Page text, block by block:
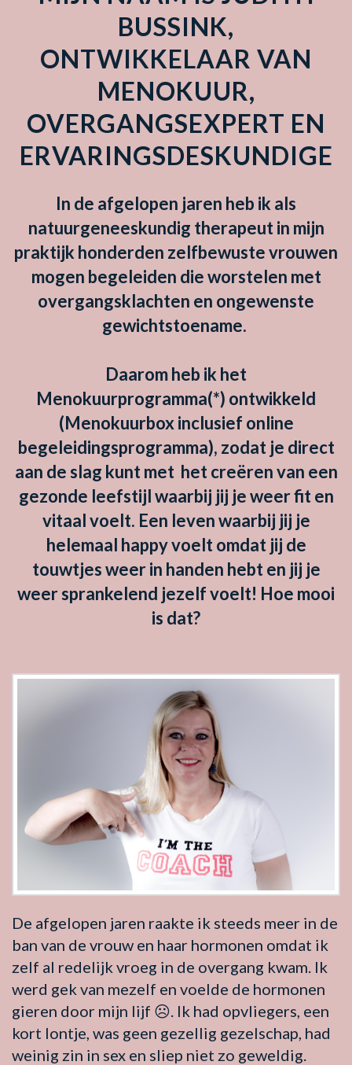
BUSSINK,
ONTWIKKELAAR VAN
MENOKUUR,
OVERGANGSEXPERT EN
ERVARINGSDESKUNDIGE
In de afgelopen jaren heb ik als
natuurgeneeskundig therapeut in mijn
praktijk honderden zelfbewuste vrouwen
mogen begeleiden die worstelen met
overgangsklachten en ongewenste
gewichtstoename.
Daarom heb ik het
Menokuurprogramma(*) ontwikkeld
(Menokuurbox inclusief online
begeleidingsprogramma), zodat je direct
aan de slag kunt met het creëren van een
gezonde leefstijl waarbij jij je weer fit en
vitaal voelt. Een leven waarbij jij je
helemaal happy voelt omdat jij de
touwtjes weer in handen hebt en jij je
weer sprankelend jezelf voelt! Hoe mooi
is dat?
De afgelopen jaren raakte ik steeds meer in de
ban van de vrouw en haar hormonen omdat ik
zelf al redelijk vroeg in de overgang kwam. Ik
werd gek van mezelf en voelde de hormonen
gieren door mijn lijf ☹. Ik had opvliegers, een
kort lontje, was geen gezellig gezelschap, had
weinig zin in sex en sliep niet zo geweldig.